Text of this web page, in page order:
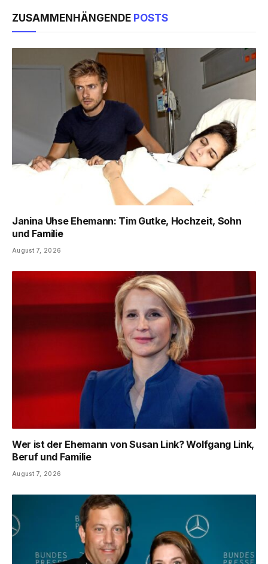
ZUSAMMENHÄNGENDE POSTS
Janina Uhse Ehemann: Tim Gutke, Hochzeit, Sohn
und Familie
August 7, 2026
Wer ist der Ehemann von Susan Link? Wolfgang Link,
Beruf und Familie
August 7, 2026